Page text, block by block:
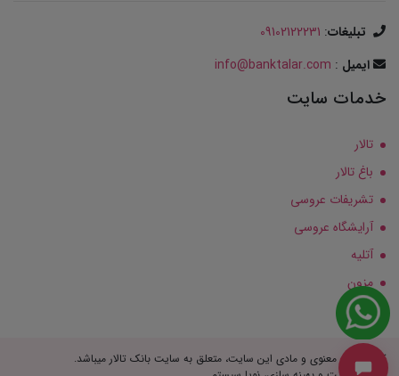
تبلیغات:
09102122231
ایمیل :
info@banktalar.com
خدمات سایت
تالار
باغ تالار
تشریفات عروسی
آرایشگاه عروسی
آتلیه
مزون
کلیه حقوق معنوی و مادی این سایت، متعلق به سایت بانک تالار میباشد.